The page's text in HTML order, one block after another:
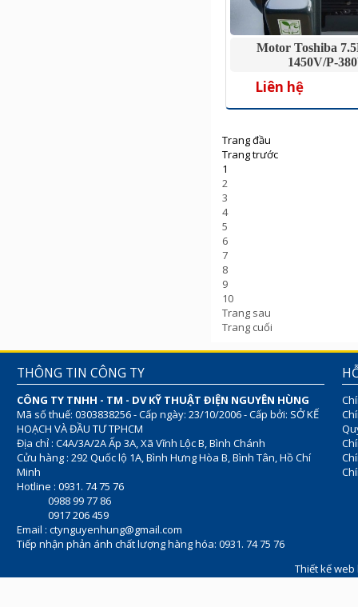
Motor Toshiba
1450V/P-
Liên hệ
Trang đầu
Trang trước
1
2
3
4
5
6
7
8
9
10
Trang sau
Trang cuối
THÔNG TIN CÔNG TY
CÔNG TY TNHH - TM - DV KỸ THUẬT ĐIỆN NGUYÊN HÙNG
Mã số thuế: 0303838256 - Cấp ngày: 23/10/2006 - Cấp bởi: SỞ KẾ
HOẠCH VÀ ĐẦU TƯ TPHCM
Địa chỉ : C4A/3A/2A Ấp 3A, Xã Vĩnh Lộc B, Bình Chánh
Cửu hàng : 292 Quốc lộ 1A, Bình Hưng Hòa B, Bình Tân, Hồ Chí
Minh
Hotline : 0931. 74 75 76
0988 99 77 86
0917 206 459
Email : ctynguyenhung@gmail.com
Tiếp nhận phản ánh chất lượng hàng hóa: 0931. 74 75 76
Thiết kế web